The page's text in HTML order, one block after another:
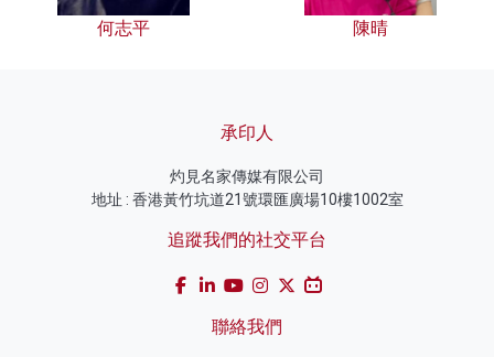
何志平 陳晴
承印人
灼見名家傳媒有限公司
地址 : 香港黃竹坑道21號環匯廣場10樓1002室
追蹤我們的社交平台
聯絡我們